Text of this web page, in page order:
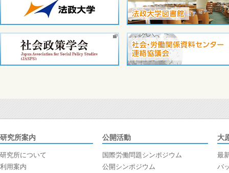
研究所案内
研究所について
利用案内
公開活動
国際労働問題シンポジウム
公開シンポジウム
大
最
バ